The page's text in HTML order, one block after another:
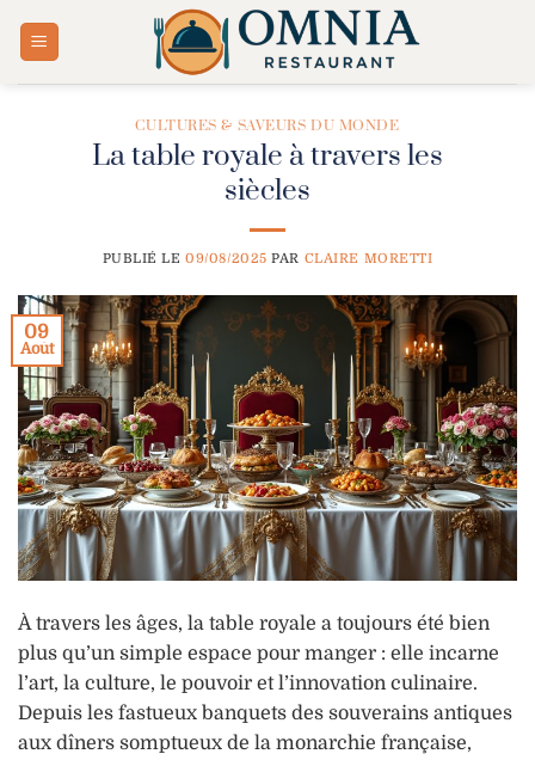
CULTURES & SAVEURS DU MONDE
La table royale à travers les
siècles
PUBLIÉ LE09/08/2025 PAR CLAIRE MORETTI
09
Août
À travers les âges, la table royale a toujours été bien
plus qu’un simple espace pour manger : elle incarne
l’art, la culture, le pouvoir et l’innovation culinaire.
Depuis les fastueux banquets des souverains antiques
aux dîners somptueux de la monarchie française,